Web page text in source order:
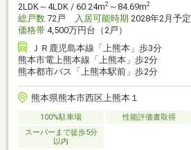
2LDK～4LDK / 60.24m2 ～84.69m2
総戸数 72戸 入居可能時期 2028年2月予定
価格帯 4,500万円台（2戸）
ＪＲ鹿児島本線「上熊本」歩3分
熊本市電上熊本線「上熊本」歩2分
熊本都市バス「上熊本駅前」歩2分
熊本県熊本市西区上熊本１
100%駐車場 性能評価書取得
スーパーまで徒歩5分
以内